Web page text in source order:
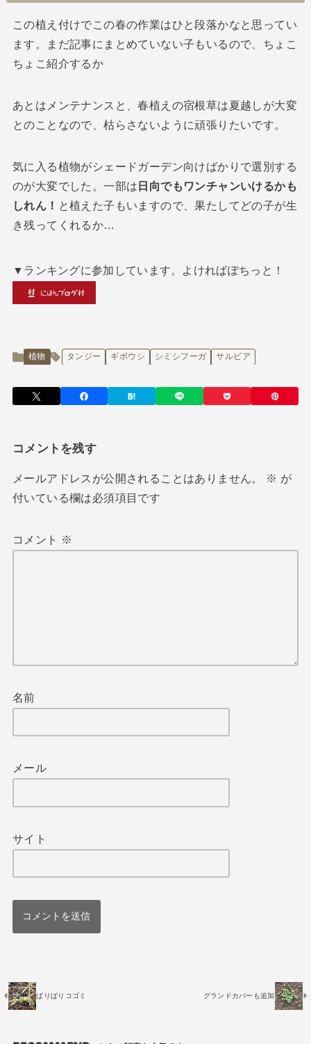
この植え付けでこの春の作業はひと段落かなと思ってい
ます。まだ記事にまとめていない子もいるので、ちょこ
ちょこ紹介するか
あとはメンテナンスと、春植えの宿根草は夏越しが大変
とのことなので、枯らさないように頑張りたいです。
気に入る植物がシェードガーデン向けばかりで選別する
のが大変でした。一部は 日向でもワンチャンいけるかも
しれん！ と植えた子もいますので、果たしてどの子が生
き残ってくれるか…
▼ランキングに参加しています。よければぽちっと！
植物 タンジー ギボウシ シミシフーガ サルビア
コメントを残す
メールアドレスが公開されることはありません。 ※ が
付いている欄は必須項目です
コメント ※
名前
メール
サイト
ぱりぱりコゴミ グランドカバーも追加